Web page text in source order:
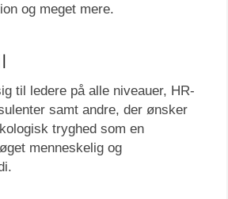
og meget mere.
til ledere på alle niveauer, HR-
samt andre, der ønsker
tryghed som en
menneskelig og